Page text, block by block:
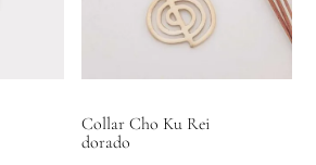
Collar Cho Ku Rei
dorado